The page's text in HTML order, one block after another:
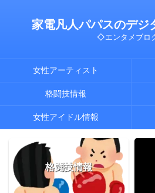
家電凡人パパスのデジ
◇エンタメブロ
女性アーティスト
格闘技情報
女性アイドル情報
格闘技情報